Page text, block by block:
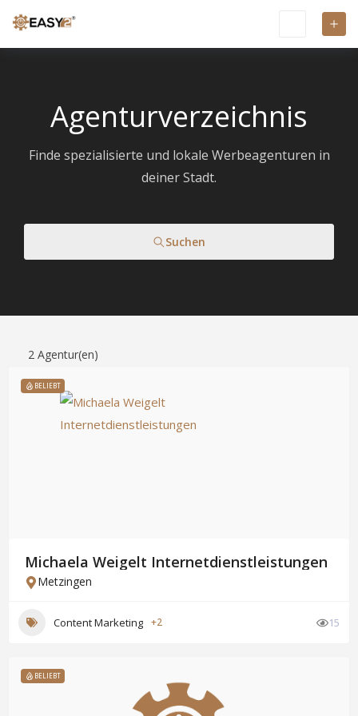
Agenturverzeichnis
Finde spezialisierte und lokale Werbeagenturen in
deiner Stadt.
Suchen
2 Agentur(en)
BELIEBT
Michaela Weigelt Internetdienstleistungen
Metzingen
Content Marketing +2 15
BELIEBT